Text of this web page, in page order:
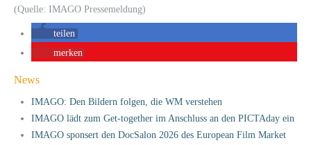
(Quelle: IMAGO Pressemeldung)
teilen
merken
News
IMAGO: Den Bildern folgen, die WM verstehen
IMAGO lädt zum Get-together im Anschluss an den PICTAday ein
IMAGO sponsert den DocSalon 2026 des European Film Market